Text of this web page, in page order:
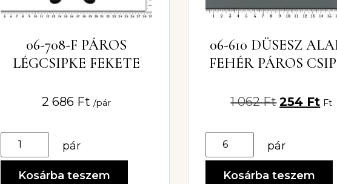
06-708-F PÁROS
LÉGCSIPKE FEKETE
2 686 Ft /pár
pár
Kosárba teszem
06-610 DÜSESZ
FEHÉR PÁROS
1 062Ft 254 Ft Ft
pár
Kosárba teszem